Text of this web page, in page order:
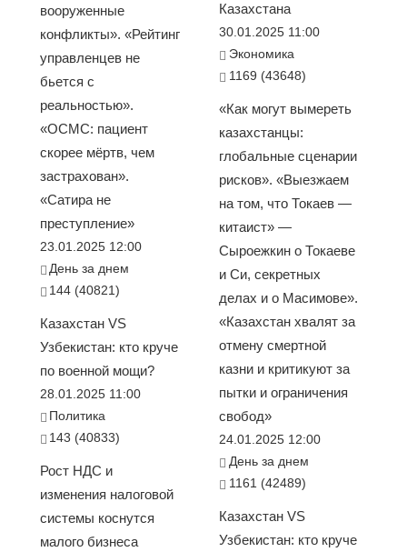
вооруженные
конфликты». «Рейтинг
управленцев не
бьется с
реальностью».
«ОСМС: пациент
скорее мёртв, чем
застрахован».
«Сатира не
преступление»
23.01.2025 12:00
День за днем
144 (40821)
Казахстан VS
Узбекистан: кто круче
по военной мощи?
28.01.2025 11:00
Политика
143 (40833)
Рост НДС и
изменения налоговой
системы коснутся
малого бизнеса
Казахстана
30.01.2025 11:00
Экономика
1169 (43648)
«Как могут вымереть
казахстанцы:
глобальные сценарии
рисков». «Выезжаем
на том, что Токаев —
китаист» —
Сыроежкин о Токаеве
и Си, секретных
делах и о Масимове».
«Казахстан хвалят за
отмену смертной
казни и критикуют за
пытки и ограничения
свобод»
24.01.2025 12:00
День за днем
1161 (42489)
Казахстан VS
Узбекистан: кто круче